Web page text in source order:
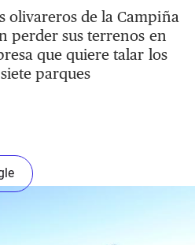
olivareros de la Campiña
perder sus terrenos en
que quiere talar los
parques